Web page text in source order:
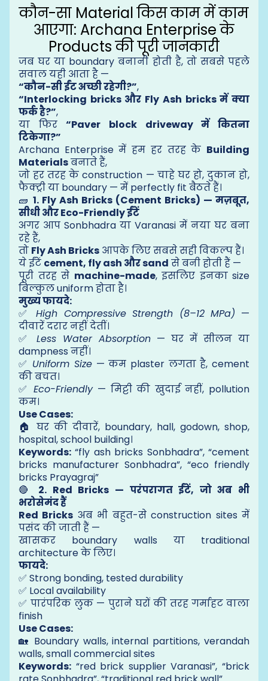
कौन-सा Material किस काम में काम
आएगा: Archana Enterprise के
Products की पूरी जानकारी
जब घर या boundary बनानी होती है, तो सबसे पहले
सवाल यही आता है —
“कौन-सी ईंट अच्छी रहेगी?”,
“Interlocking bricks और Fly Ash bricks में क्या
फर्क है?”,
या फिर“Paver block driveway में कितना
टिकेगा?”
Archana Enterprise में हम हर तरह के Building
Materialsबनाते हैं,
जो हर तरह के construction — चाहे घर हो, दुकान हो,
फैक्ट्री या boundary — में perfectly fit बैठते हैं।
🧱 1. Fly Ash Bricks (Cement Bricks) — मज़बूत,
सीधी और Eco-Friendly ईंटें
अगर आप Sonbhadra या Varanasi में नया घर बना
रहे हैं,
तो Fly Ash Bricks आपके लिए सबसे सही विकल्प हैं।
ये ईंटें cement, fly ash और sand से बनी होती हैं —
पूरी तरह से machine-made, इसलिए इनका size
बिल्कुल uniform होता है।
मुख्य फायदे:
✅High Compressive Strength (8–12 MPa) —
दीवारें दरार नहीं देतीं।
✅ Less Water Absorption — घर में सीलन या
dampness नहीं।
✅ Uniform Size — कम plaster लगता है, cement
की बचत।
✅Eco-Friendly— मिट्टी की खुदाई नहीं, pollution
कम।
Use Cases:
🏠 घर की दीवारें, boundary, hall, godown, shop,
hospital, school building।
Keywords: “fly ash bricks Sonbhadra”, “cement
bricks manufacturer Sonbhadra”, “eco friendly
bricks Prayagraj”
🔴 2. Red Bricks — परंपरागत ईंटें, जो अब भी
भरोसेमंद हैं
Red Bricks अब भी बहुत-से construction sites में
पसंद की जाती हैं —
खासकर boundary walls या traditional
architecture के लिए।
फायदे:
✅ Strong bonding, tested durability
✅ Local availability
✅ पारंपरिक लुक — पुराने घरों की तरह गर्माहट वाला
finish
Use Cases:
🏡 Boundary walls, internal partitions, verandah
walls, small commercial sites
Keywords: “red brick supplier Varanasi”, “brick